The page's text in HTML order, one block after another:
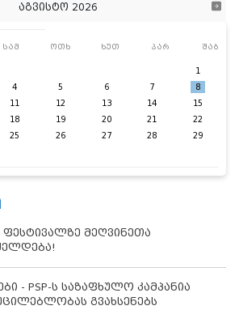
აგვისტო 2026
სამ ოთხ ხუთ პარ შაბ
1
4 5 6 7
8
11 12 13 14
15
18 19 20 21
22
25 26 27 28
29
ფესტივალზე მეღვინეთა
- PSP-ს საზაფხულო კამპანია
გვახსენებს